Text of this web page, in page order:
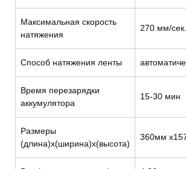
Максимальная скорость
натяжения
270 мм/сек.
Способ натяжения ленты
Время перезарядки
аккумулятора
15-30 мин
Размеры
(длина)х(ширина)х(высота)
360мм